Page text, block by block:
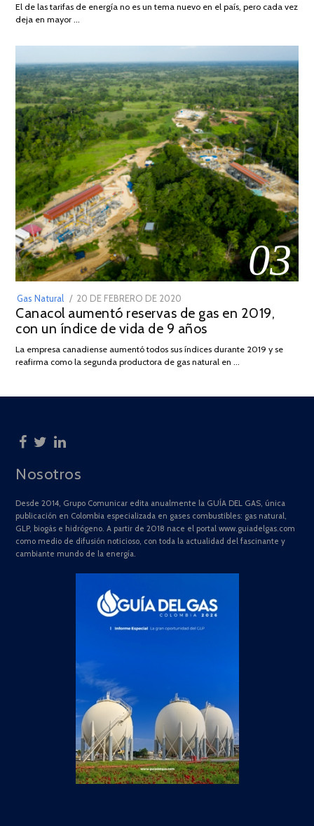
DE
El de las tarifas de energía no es un tema nuevo en el país, pero cada vez
deja en mayor …
03
Gas Natural
POSTED
ON
20 DE FEBRERO DE 2020
DE
JULIO
2025
Canacol aumentó reservas de gas en 2019,
con un índice de vida de 9 años
La empresa canadiense aumentó todos sus índices durante 2019 y se
reafirma como la segunda productora de gas natural en …
Nosotros
Desde 2014, Grupo Comunicar edita anualmente la GUÍA DEL GAS, única
publicación en Colombia especializada en gases combustibles: gas natural,
GLP, biogás e hidrógeno. A partir de 2018 nace el portal www.guiadelgas.com
como medio de difusión noticioso, con toda la actualidad del fascinante y
cambiante mundo de la energía.